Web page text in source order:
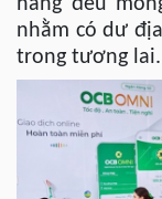
hàng đều
nhằm có dư
trong tương lai.